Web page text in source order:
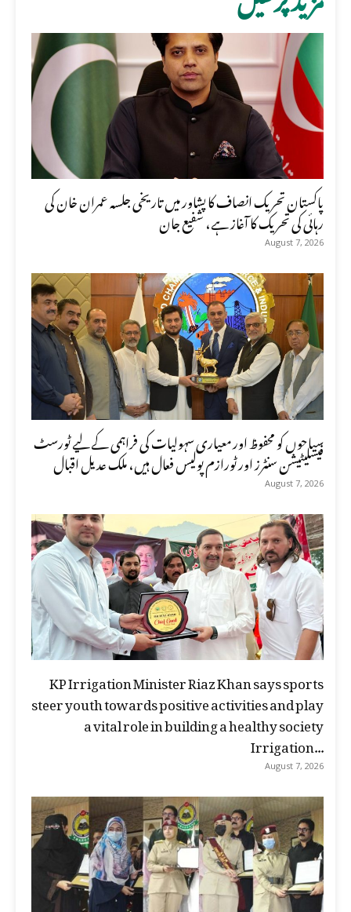
پاکستان تحریک انصاف کا پشاور میں تاریخی جلسہ عمران خان کی
رہائی کی تحریک کا آغاز ہے، شفیع جان
August 7, 2026
سیاحوں کو محفوظ اور معیاری سہولیات کی فراہمی کے لیے ٹورسٹ
فیسلیٹیشن سنٹرز اور ٹورازم پولیس فعال ہیں، ملک عدیل اقبال
August 7, 2026
KP Irrigation Minister Riaz Khan says sports
steer youth towards positive activities and play
a vital role in building a healthy society
Irrigation...
August 7, 2026